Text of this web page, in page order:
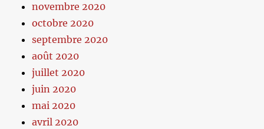
novembre 2020
octobre 2020
septembre 2020
août 2020
juillet 2020
juin 2020
mai 2020
avril 2020